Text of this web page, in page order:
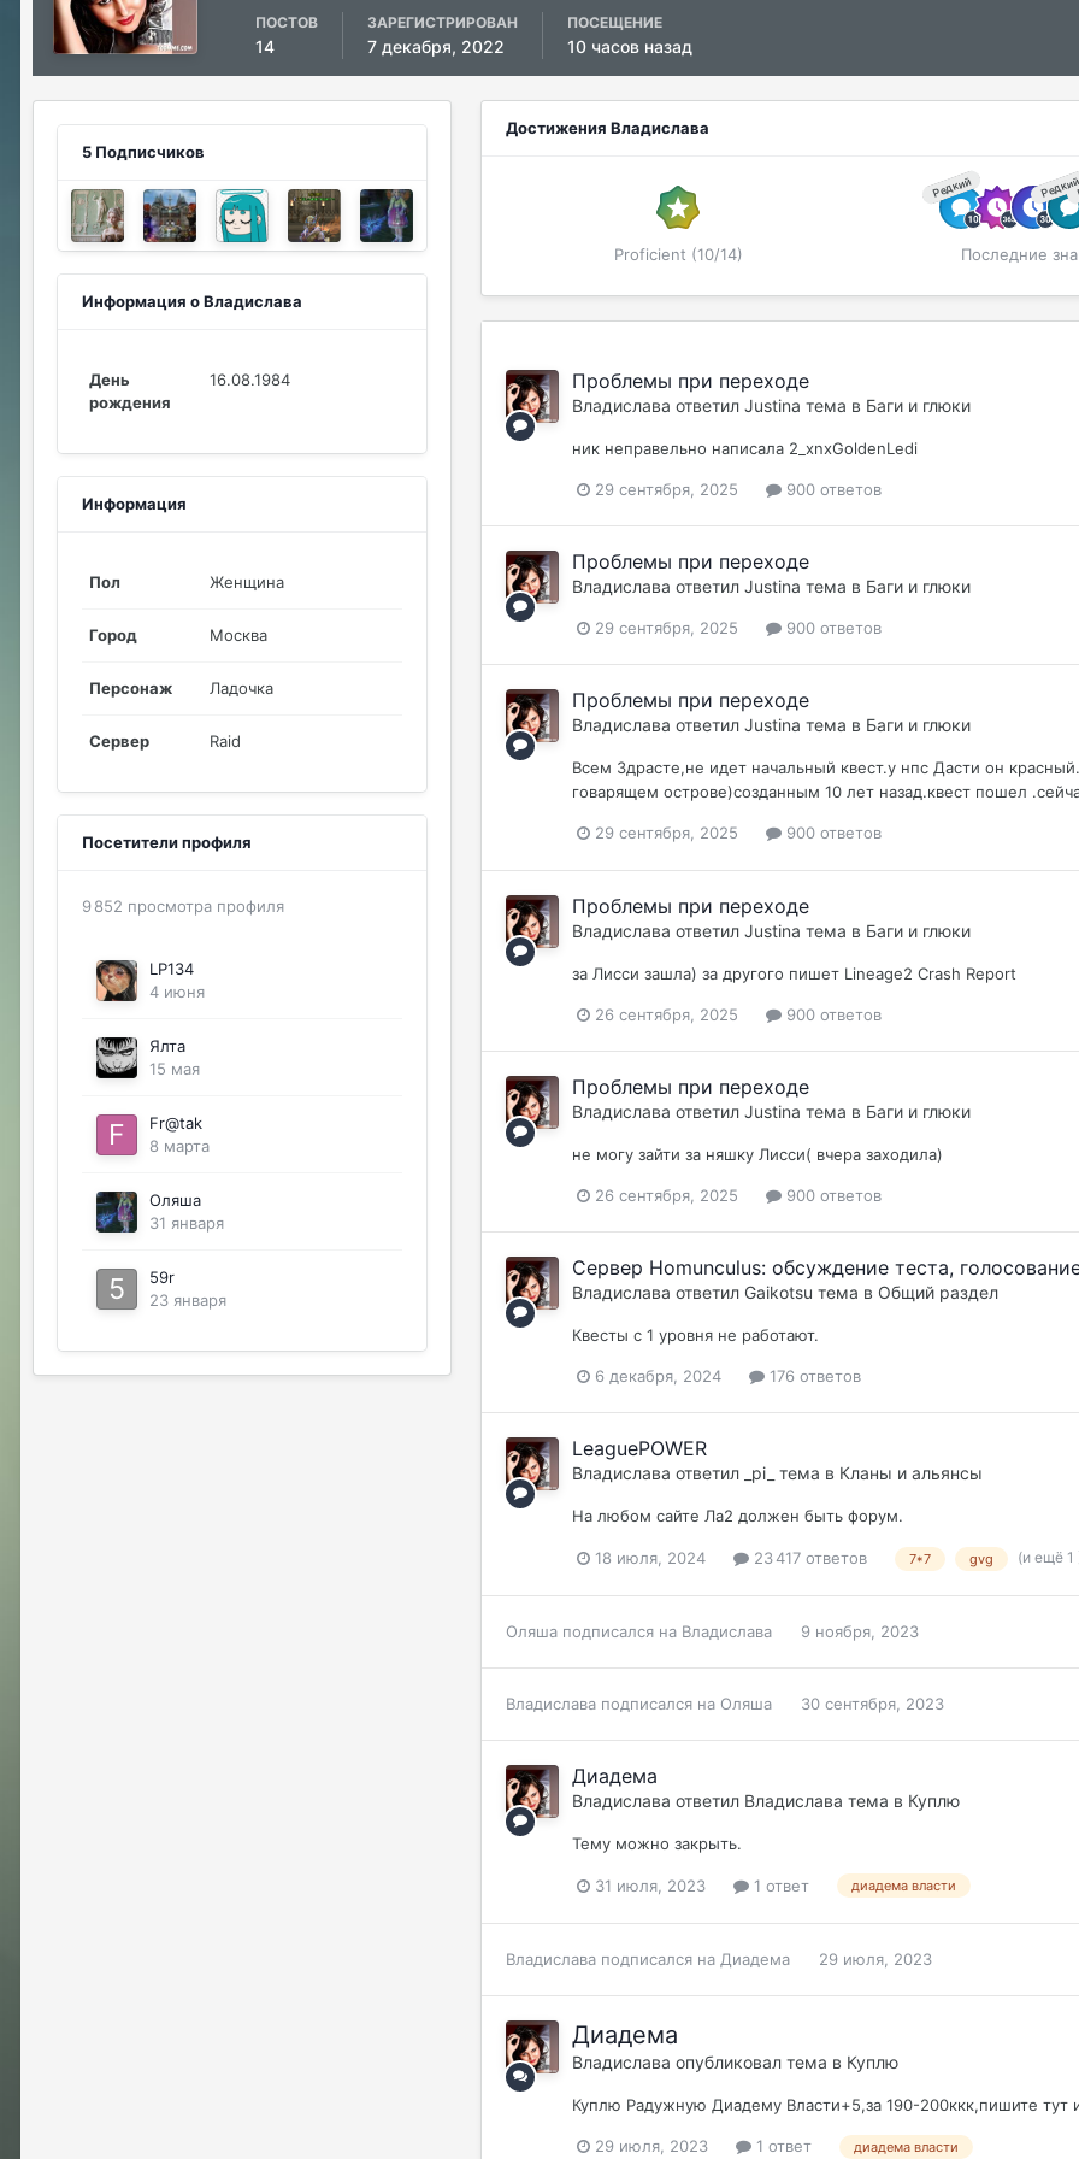
ПОСТОВ
14
ЗАРЕГИСТРИРОВАН
7 декабря, 2022
ПОСЕЩЕНИЕ
10 часов назад
5 Подписчиков
Информация о Владислава
День
рождения
16.08.1984
Информация
Пол Женщина
Город Москва
Персонаж Ладочка
Сервер Raid
Посетители профиля
9 852 просмотра профиля
LP134
4 июня
Ялта
15 мая
Fr@tak
8 марта
Оляша
31 января
59r
23 января
Достижения Владислава
Proficient (10/14)
Редкий Редкий
Последние
Проблемы при переходе
Владислава ответил Justina тема в Баги и глюки
ник неправельно написала 2_xnxGoldenLedi
29 сентября, 2025 900 ответов
Проблемы при переходе
Владислава ответил Justina тема в Баги и глюки
29 сентября, 2025 900 ответов
Проблемы при переходе
Владислава ответил Justina тема в Баги и глюки
Всем Здрасте,не идет начальный квест.у нпс Дасти он
говарящем острове)созданным 10 лет назад.квест пошел
29 сентября, 2025 900 ответов
Проблемы при переходе
Владислава ответил Justina тема в Баги и глюки
за Лисси зашла) за другого пишет Lineage2 Crash Report
26 сентября, 2025 900 ответов
Проблемы при переходе
Владислава ответил Justina тема в Баги и глюки
не могу зайти за няшку Лисси( вчера заходила)
26 сентября, 2025 900 ответов
Сервер Homunculus: обсуждение теста,
Владислава ответил Gaikotsu тема в Общий раздел
Квесты с 1 уровня не работают.
6 декабря, 2024 176 ответов
LeaguePOWER
Владислава ответил _pi_ тема в Кланы и альянсы
На любом сайте Ла2 должен быть форум.
18 июля, 2024 23 417 ответов 7*7 gvg (и ещё
Оляша подписался на Владислава 9 ноября, 2023
Владислава подписался на Оляша 30 сентября, 2023
Диадема
Владислава ответил Владислава тема в Куплю
Тему можно закрыть.
31 июля, 2023 1 ответ диадема власти
Владислава подписался на Диадема 29 июля, 2023
Диадема
Владислава опубликовал тема в Куплю
Куплю Радужную Диадему Власти+5,за 190-200ккк,пишите тут
29 июля, 2023 1 ответ диадема власти